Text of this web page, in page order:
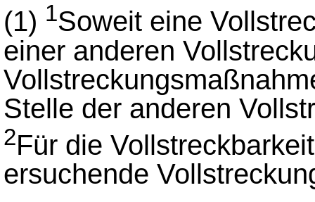
(1) 1Soweit eine
einer anderen
Stelle der anderen
2Für die
ersuchende